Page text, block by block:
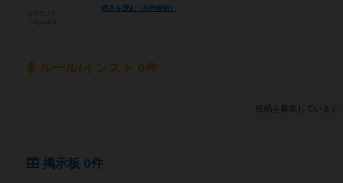
続きを読む（5年弱前）
ルール/インスト 0件
投稿を募集しています
掲示板 0件